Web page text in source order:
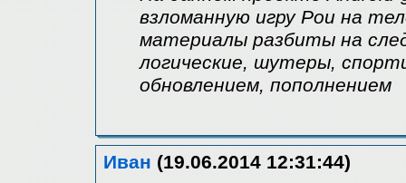
взломанную игру Pou на
материалы разбиты на
логические, шутеры,
обновлением, пополнением
Иван (19.06.2014 12:31:44)